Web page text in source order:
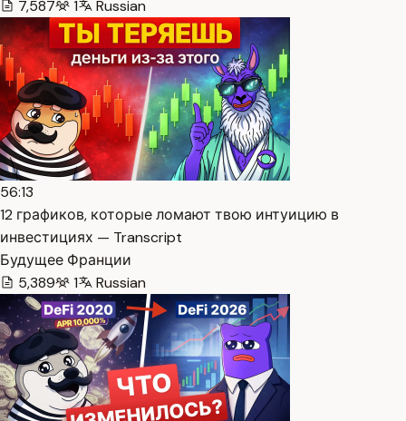
7,587
1 Russian
56:13
12 графиков, которые ломают твою интуицию в
инвестициях — Transcript
Будущее Франции
5,389
1 Russian